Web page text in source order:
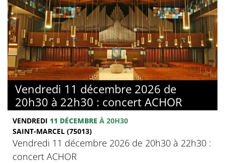
Vendredi 11 décembre 2026 de
20h30 à 22h30 : concert ACHOR
VENDREDI 11 DÉCEMBRE À 20H30
SAINT-MARCEL (75013)
Vendredi 11 décembre 2026 de 20h30 à 22h30 :
concert ACHOR